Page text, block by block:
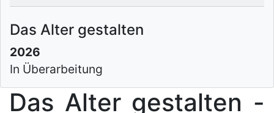
Das Alter gestalten
2026
In Überarbeitung
Das Alter gestalten -